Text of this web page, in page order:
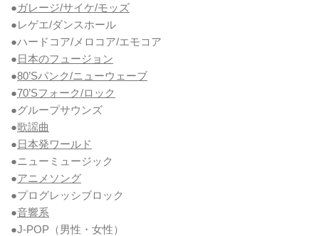
●ガレージ/サイケ/モッズ
●レゲエ/ダンスホール
●ハードコア/メロコア/エモコア
●日本のフュージョン
●80’Sパンク/ニューウェーブ
●70’Sフォーク/ロック
●グループサウンズ
●歌謡曲
●日本発ワールド
●ニューミュージック
●アニメソング
●プログレッシブロック
●音響系
●J-POP（男性・女性）